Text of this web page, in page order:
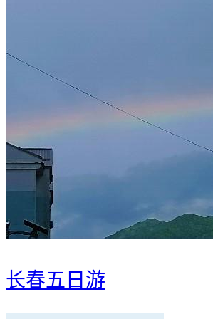
长春五日游